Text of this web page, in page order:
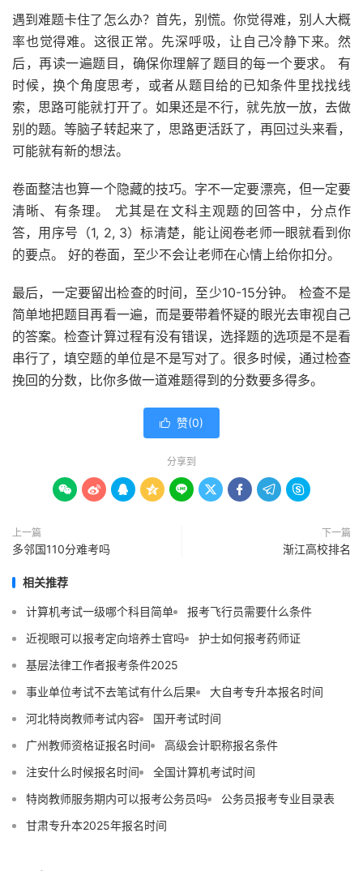
遇到难题卡住了怎么办？首先，别慌。你觉得难，别人大概
率也觉得难。这很正常。先深呼吸，让自己冷静下来。然
后，再读一遍题目，确保你理解了题目的每一个要求。 有
时候，换个角度思考，或者从题目给的已知条件里找找线
索，思路可能就打开了。如果还是不行，就先放一放，去做
别的题。等脑子转起来了，思路更活跃了，再回过头来看，
可能就有新的想法。
卷面整洁也算一个隐藏的技巧。字不一定要漂亮，但一定要
清晰、有条理。 尤其是在文科主观题的回答中，分点作
答，用序号（1, 2, 3）标清楚，能让阅卷老师一眼就看到你
的要点。 好的卷面，至少不会让老师在心情上给你扣分。
最后，一定要留出检查的时间，至少10-15分钟。 检查不是
简单地把题目再看一遍，而是要带着怀疑的眼光去审视自己
的答案。检查计算过程有没有错误，选择题的选项是不是看
串行了，填空题的单位是不是写对了。很多时候，通过检查
挽回的分数，比你多做一道难题得到的分数要多得多。
 赞(0)
分享到
        
上一篇
多邻国110分难考吗
下一篇
渐江高校排名
相关推荐
计算机考试一级哪个科目简单
报考飞行员需要什么条件
近视眼可以报考定向培养士官吗
护士如何报考药师证
基层法律工作者报考条件2025
事业单位考试不去笔试有什么后果
大自考专升本报名时间
河北特岗教师考试内容
国开考试时间
广州教师资格证报名时间
高级会计职称报名条件
注安什么时候报名时间
全国计算机考试时间
特岗教师服务期内可以报考公务员吗
公务员报考专业目录表
甘肃专升本2025年报名时间